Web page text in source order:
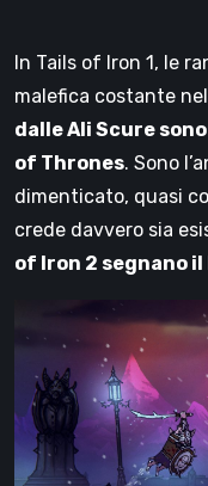
In Tails of Iron 1, le
malefica costante
dalle Ali Scure
of Thrones. Sono
dimenticato, quasi
crede davvero sia
of Iron 2 segnano